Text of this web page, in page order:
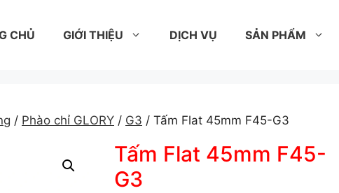
CHỦ GIỚI THIỆU DỊCH VỤ SẢN PHẨM
/ Phào chỉ GLORY / G3 / Tấm Flat 45mm F45-G3
Tấm Flat 45mm F45-
G3